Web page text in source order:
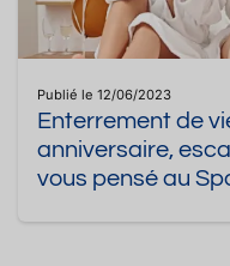
Publié le 12/06/2023
Enterrement de
anniversaire,
vous pensé au